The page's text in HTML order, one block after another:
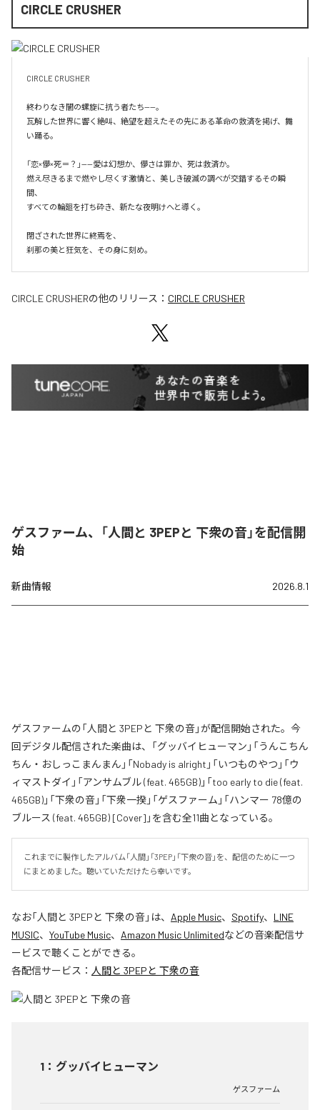
CIRCLE CRUSHER
CIRCLE CRUSHER
終わりなき闇の螺旋に抗う者たち——。
瓦解した世界に響く絶叫、絶望を超えたその先にある革命の救済を掲げ、舞
い踊る。
「恋×儚×死＝？」——愛は幻想か、儚さは罪か、死は救済か。
燃え尽きるまで燃やし尽くす激情と、美しき破滅の調べが交錯するその瞬
間、
すべての輪廻を打ち砕き、新たな夜明けへと導く。
閉ざされた世界に終焉を、
刹那の美と狂気を、その身に刻め。
CIRCLE CRUSHERの他のリリース： CIRCLE CRUSHER
ゲスファーム、「人間と 3PEPと 下衆の音」を配信開
始
新曲情報 2026.8.1
ゲスファームの「人間と 3PEPと 下衆の音」が配信開始された。今
回デジタル配信された楽曲は、「グッバイヒューマン」「うんこちん
ちん・おしっこまんまん」「Nobady is alright」「いつものやつ」「ウ
ィマストダイ」「アンサムブル (feat. 465GB)」「too early to die (feat.
465GB)」「下衆の音」「下衆一揆」「ゲスファーム」「ハンマー 78億の
ブルース (feat. 465GB) [Cover]」を含む全11曲となっている。
これまでに製作したアルバム「人間」「3PEP」「下衆の音」を、配信のために一つ
にまとめました。聴いていただけたら幸いです。
なお「人間と 3PEPと 下衆の音」は、 Apple Music、 Spotify、 LINE
MUSIC、 YouTube Music、 Amazon Music Unlimitedなどの音楽配信サ
ービスで聴くことができる。
各配信サービス： 人間と 3PEPと 下衆の音
1 ： グッバイヒューマン
ゲスファーム